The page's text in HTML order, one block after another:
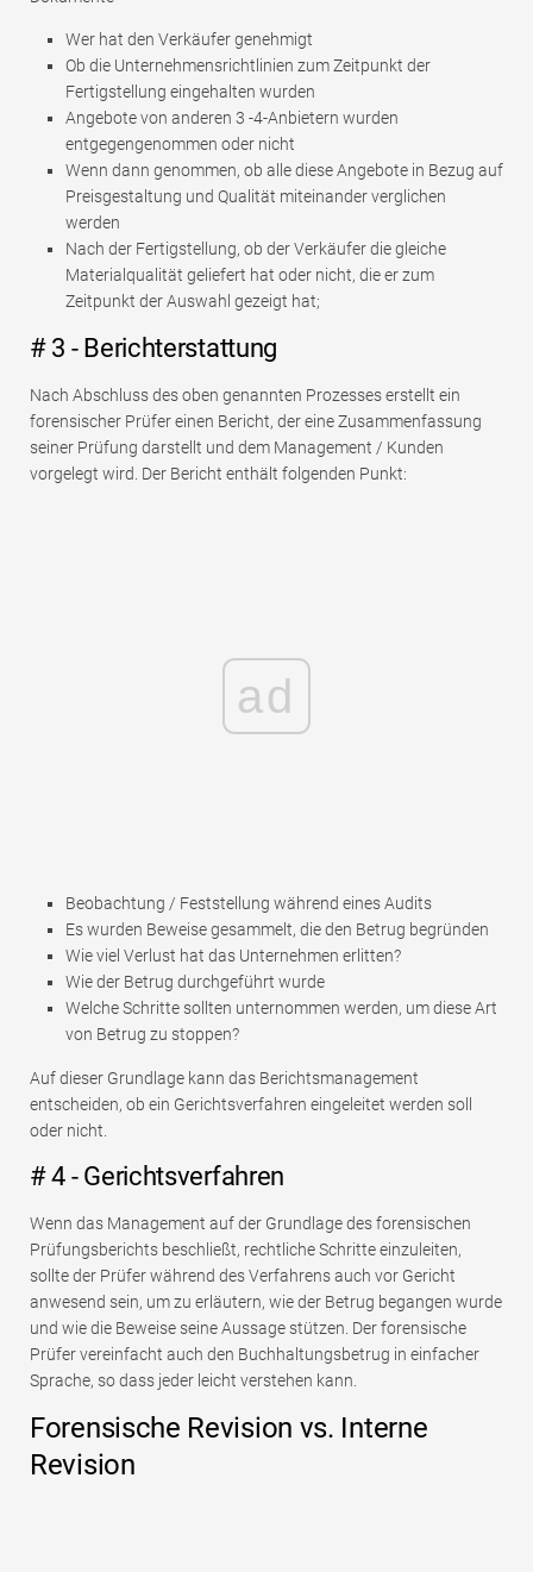
Wer hat den Verkäufer genehmigt
Ob die Unternehmensrichtlinien zum Zeitpunkt der
Fertigstellung eingehalten wurden
Angebote von anderen 3 -4-Anbietern wurden
entgegengenommen oder nicht
Wenn dann genommen, ob alle diese Angebote in Bezug auf
Preisgestaltung und Qualität miteinander verglichen
werden
Nach der Fertigstellung, ob der Verkäufer die gleiche
Materialqualität geliefert hat oder nicht, die er zum
Zeitpunkt der Auswahl gezeigt hat;
# 3 - Berichterstattung
Nach Abschluss des oben genannten Prozesses erstellt ein
forensischer Prüfer einen Bericht, der eine Zusammenfassung
seiner Prüfung darstellt und dem Management / Kunden
vorgelegt wird. Der Bericht enthält folgenden Punkt:
ad
Beobachtung / Feststellung während eines Audits
Es wurden Beweise gesammelt, die den Betrug begründen
Wie viel Verlust hat das Unternehmen erlitten?
Wie der Betrug durchgeführt wurde
Welche Schritte sollten unternommen werden, um diese Art
von Betrug zu stoppen?
Auf dieser Grundlage kann das Berichtsmanagement
entscheiden, ob ein Gerichtsverfahren eingeleitet werden soll
oder nicht.
# 4 - Gerichtsverfahren
Wenn das Management auf der Grundlage des forensischen
Prüfungsberichts beschließt, rechtliche Schritte einzuleiten,
sollte der Prüfer während des Verfahrens auch vor Gericht
anwesend sein, um zu erläutern, wie der Betrug begangen wurde
und wie die Beweise seine Aussage stützen. Der forensische
Prüfer vereinfacht auch den Buchhaltungsbetrug in einfacher
Sprache, so dass jeder leicht verstehen kann.
Forensische Revision vs. Interne
Revision